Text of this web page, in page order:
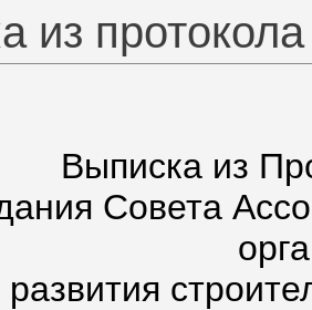
из протокола
Выписка из
Совета